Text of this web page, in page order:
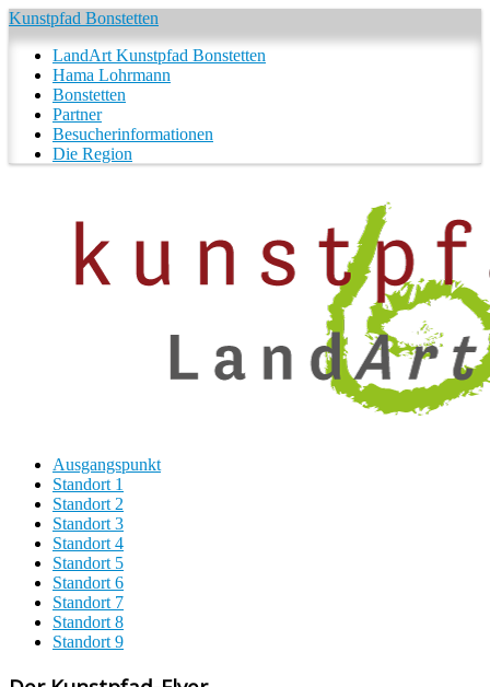
Kunstpfad Bonstetten
LandArt Kunstpfad Bonstetten
Hama Lohrmann
Bonstetten
Partner
Besucherinformationen
Die Region
Ausgangspunkt
Standort 1
Standort 2
Standort 3
Standort 4
Standort 5
Standort 6
Standort 7
Standort 8
Standort 9